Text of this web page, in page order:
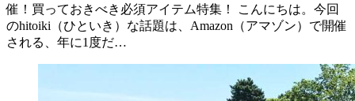
催！買っておきべき必須アイテム特集！ こんにちは。今回
のhitoiki（ひといき）な話題は、Amazon（アマゾン）で開催
される、年に1度だ…